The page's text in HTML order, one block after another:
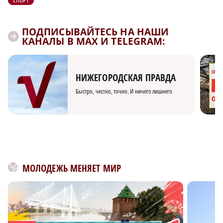
ПОДПИСЫВАЙТЕСЬ НА НАШИ
КАНАЛЫ В MAX И TELEGRAM:
НИЖЕГОРОДСКАЯ ПРАВДА
Быстро, честно, точно. И ничего лишнего
МОЛОДЕЖЬ МЕНЯЕТ МИР